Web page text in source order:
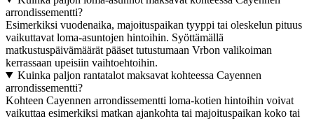
arrondissementti?
Esimerkiksi vuodenaika, majoituspaikan tyyppi tai oleskelun pituus
vaikuttavat loma-asuntojen hintoihin. Syöttämällä
matkustuspäivämäärät pääset tutustumaan Vrbon valikoiman
kerrassaan upeisiin vaihtoehtoihin.
Kuinka paljon rantatalot maksavat kohteessa Cayennen
arrondissementti?
Kohteen Cayennen arrondissementti loma-kotien hintoihin voivat
vaikuttaa esimerkiksi matkan ajankohta tai majoituspaikan koko tai